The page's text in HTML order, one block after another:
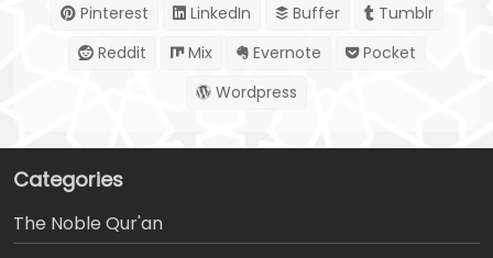
Pinterest
LinkedIn Buffer
Tumblr
Reddit
Mix Evernote
Pocket
Wordpress
Categories
The Noble Qur'an